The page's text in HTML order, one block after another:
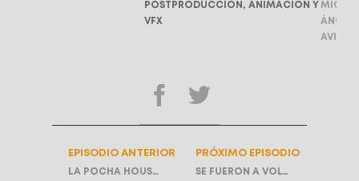
POSTPRODUCCIÓN, ANIMACIÓN Y
VFX
MIGUEL
ÁNGEL
AVILÉS
EPISODIO ANTERIOR
LA POCHA HOUSE | T2E1
PRÓXIMO EPISODIO
SE FUERON A VOLVER, SE FUERON A ENTENDER | T1E8